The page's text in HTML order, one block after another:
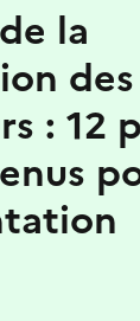
la
des
: 12